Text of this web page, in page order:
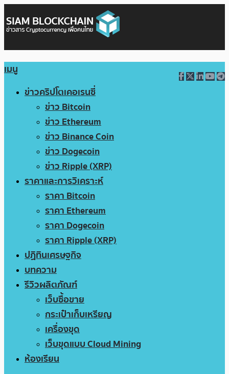
เมนู
ข่าวคริปโตเคอเรนซี่
ข่าว Bitcoin
ข่าว Ethereum
ข่าว Binance Coin
ข่าว Dogecoin
ข่าว Ripple (XRP)
ราคาและการวิเคราะห์
ราคา Bitcoin
ราคา Ethereum
ราคา Dogecoin
ราคา Ripple (XRP)
ปฏิทินเศรษฐกิจ
บทความ
รีวิวผลิตภัณฑ์
เว็บซื้อขาย
กระเป๋าเก็บเหรียญ
เครื่องขุด
เว็บขุดแบบ Cloud Mining
ห้องเรียน